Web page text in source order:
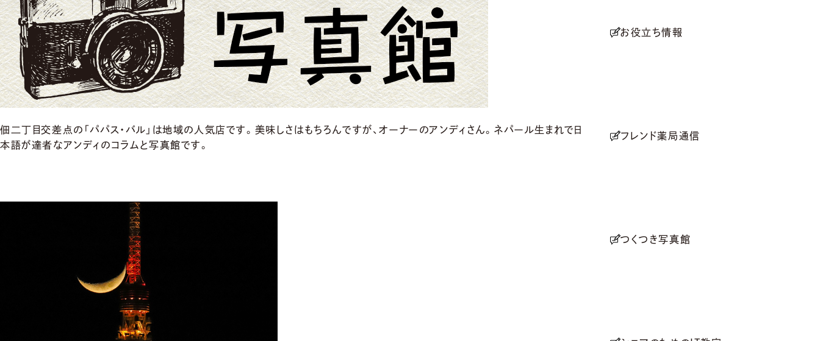
佃二丁目交差点の「パパス・バル」は地域の人気店です。美味しさはもちろんですが、オーナーのアンディさん。ネパール生まれで日
本語が達者なアンディのコラムと写真館です。
お役立ち情報
フレンド薬局通信
つくつき写真館